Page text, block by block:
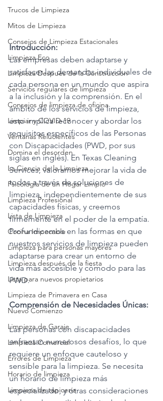
Trucos de Limpieza
Mitos de Limpieza
Consejos de Limpieza Estacionales
Limpieza Eco
Limpieza Después de la Construcción
Servicios regulares de limpieza
Consejos de limpieza de oficina
Limpiar y COVID-19
Ventanas Relucientes
Domina el desorden
La Ciencia de la Limpieza
Psicología de un Hogar Limpio
Limpieza Profesional
Lista de Limpieza
Cocina Impecable
Limpieza para personas mayores
Limpieza después de la fiesta
Lista para nuevos propietarios
Limpieza de Primavera en Casa
Nuevo Comienzo
Limpieza de Garaje
Limpieza Comercial
Errores de Limpieza
Horario de limpieza
Limpieza de tapicería
Introducción:
Las empresas deben adaptarse y
satisfacer las demandas individuales de
cada persona en un mundo que aspira
a la inclusión y la comprensión. En el
ámbito de los servicios de limpieza,
esto implica reconocer y abordar los
requisitos específicos de las Personas
con Discapacidades (PWD, por sus
siglas en inglés). En Texas Cleaning
Services, valoramos mejorar la vida de
todos a través de soluciones de
limpieza, independientemente de sus
capacidades físicas, y creemos
firmemente en el poder de la empatía.
Profundicemos en las formas en que
nuestros servicios de limpieza pueden
adaptarse para crear un entorno de
vida más accesible y cómodo para las
PWD.
Comprensión de Necesidades Únicas:
Las personas con discapacidades
enfrentan numerosos desafíos, lo que
requiere un enfoque cauteloso y
sensible para la limpieza. Se necesita
un horario de limpieza más
especializado, y otras consideraciones